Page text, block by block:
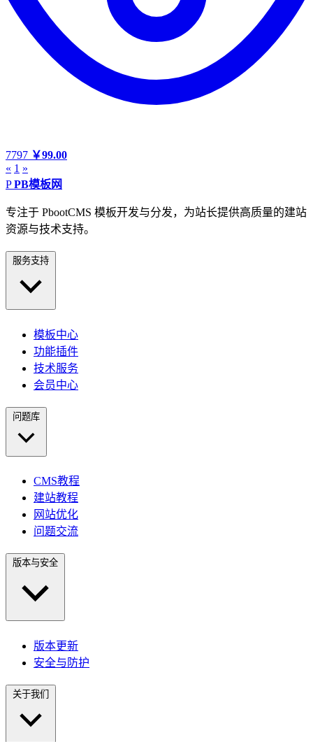
7797 ￥99.00
« 1 »
P PB模板网
专注于 PbootCMS 模板开发与分发，为站长提供高质量的建站
资源与技术支持。
服务支持
模板中心
功能插件
技术服务
会员中心
问题库
CMS教程
建站教程
网站优化
问题交流
版本与安全
版本更新
安全与防护
关于我们